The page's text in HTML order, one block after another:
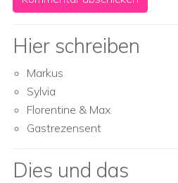
Hier schreiben
Markus
Sylvia
Florentine & Max
Gastrezensent
Dies und das